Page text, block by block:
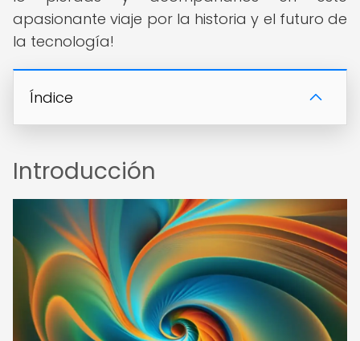
apasionante viaje por la historia y el futuro de
la tecnología!
Índice
Introducción